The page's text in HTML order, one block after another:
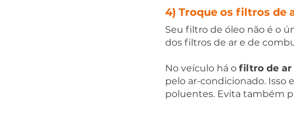
4) Troque os filtros de
Seu filtro de óleo não é o
dos filtros de ar e de
No veículo há o filtro de ar
pelo ar-condicionado. Isso
poluentes. Evita também